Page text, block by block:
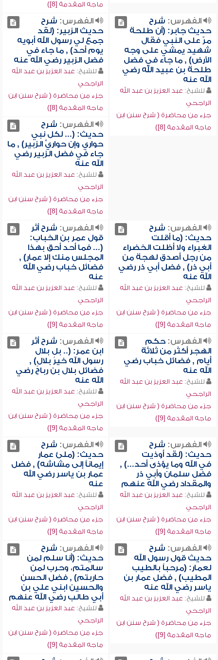
ماجه المقدمة [8])
الفهرس: شرح
حديث جابر: (أن طلحة
مرّ على النبي فقال
شهيد يمشي على وجه
الأرض) , ما جاء في فضل
طلحة بن عبيد الله رضي
الله عنه
للشيخ: عبد العزيز بن عبد الله
الراجحي
جزء من محاضرة ( شرح سنن ابن
ماجه المقدمة [8])
الفهرس: شرح
حديث الزبير: (لقد
جمع لي رسول الله أبويه
يوم أحد) , ما جاء في
فضل الزبير رضي الله عنه
للشيخ: عبد العزيز بن عبد الله
الراجحي
جزء من محاضرة ( شرح سنن ابن
ماجه المقدمة [8])
الفهرس: شرح
حديث: (... لكل نبي
حواري وإن حواريَّ الزبير) , ما
جاء في فضل الزبير رضي
الله عنه
للشيخ: عبد العزيز بن عبد الله
الراجحي
جزء من محاضرة ( شرح سنن ابن
ماجه المقدمة [8])
الفهرس: شرح
حديث: (ما أقلت
الغبراء ولا أظلت الخضراء
من رجل أصدق لهجة من
أبي ذر) , فضل أبي ذر رضي
الله عنه
للشيخ: عبد العزيز بن عبد الله
الراجحي
جزء من محاضرة ( شرح سنن ابن
ماجه المقدمة [9])
الفهرس: شرح أثر
قول عمر بن الخباب:
(... فما أحد أحق بهذا
المجلس منك إلا عمار) ,
فضائل خباب رضي الله
عنه
للشيخ: عبد العزيز بن عبد الله
الراجحي
جزء من محاضرة ( شرح سنن ابن
ماجه المقدمة [9])
الفهرس:حكم
الهجر أكثر من ثلاثة
أيام , فضائل خباب رضي
الله عنه
للشيخ: عبد العزيز بن عبد الله
الراجحي
جزء من محاضرة ( شرح سنن ابن
ماجه المقدمة [9])
الفهرس: شرح أثر
ابن عمر: (.. بل بلال
رسول الله خيرُ بلالٍ) ,
فضائل بلال بن رباح رضي
الله عنه
للشيخ: عبد العزيز بن عبد الله
الراجحي
جزء من محاضرة ( شرح سنن ابن
ماجه المقدمة [9])
الفهرس: شرح
حديث: (لقد أوذيت
في الله وما يؤذى أحد...) ,
فضل سلمان وأبي ذر
والمقداد رضي الله عنهم
للشيخ: عبد العزيز بن عبد الله
الراجحي
جزء من محاضرة ( شرح سنن ابن
ماجه المقدمة [9])
الفهرس: شرح
حديث: (ملئ عمار
إيماناً إلى مشاشه) , فضل
عمار بن ياسر رضي الله
عنه
للشيخ: عبد العزيز بن عبد الله
الراجحي
جزء من محاضرة ( شرح سنن ابن
ماجه المقدمة [9])
الفهرس: شرح
حديث قول رسول الله
لعمار: (مرحباً بالطيب
المطيب) , فضل عمار بن
ياسر رضي الله عنه
للشيخ: عبد العزيز بن عبد الله
الراجحي
جزء من محاضرة ( شرح سنن ابن
ماجه المقدمة [9])
الفهرس: شرح
حديث: (أنا سلم لمن
سالمتم، وحرب لمن
حاربتم) , فضل الحسن
والحسين ابني علي بن
أبي طالب رضي الله عنهم
للشيخ: عبد العزيز بن عبد الله
الراجحي
جزء من محاضرة ( شرح سنن ابن
ماجه المقدمة [9])